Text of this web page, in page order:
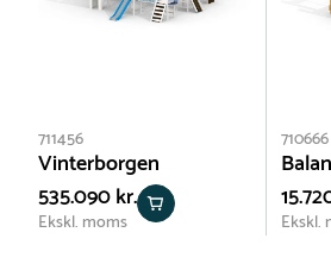
711456
Vinterborgen
535.090 kr.
Ekskl. moms
710666
Ekskl.